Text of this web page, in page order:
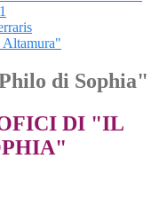
Altamura"
di Sophia"
DI "IL